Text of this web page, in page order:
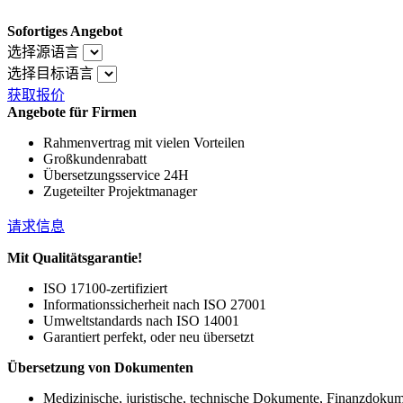
Sofortiges Angebot
选择源语言
选择目标语言
获取报价
Angebote für Firmen
Rahmenvertrag mit vielen Vorteilen
Großkundenrabatt
Übersetzungsservice 24H
Zugeteilter Projektmanager
请求信息
Mit Qualitätsgarantie!
ISO 17100-zertifiziert
Informationssicherheit nach ISO 27001
Umweltstandards nach ISO 14001
Garantiert perfekt, oder neu übersetzt
Übersetzung von Dokumenten
Medizinische, juristische, technische Dokumente,